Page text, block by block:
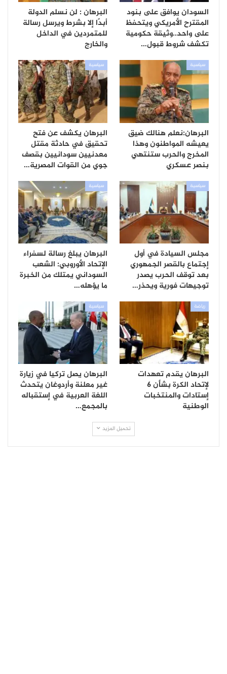
السودان يوافق على بنود
المقترح الأمريكي ويتحفظ
على واحد..وثيقة حكومية
تكشف شروط قبول…
البرهان : لن نسلم الدولة
أبدًا إلا بشرط ويرسل رسالة
للمتمردين في الداخل
والخارج
سياسية
البرهان:نعلم هنالك ضيق
يعيشه المواطنون وهذا
المخرج والحرب ستنتهي
بنصر عسكري
سياسية
البرهان يكشف عن فتح
تحقيق في حادثة مقتل
معدنيين سودانيين بقصف
جوي من القوات المصرية…
سياسية
مجلس السيادة في أول
إجتماع بالقصر الجمهوري
بعد توقف الحرب يصدر
توجيهات فورية ويحذر…
سياسية
البرهان يبلغ رسالة لسفراء
الإتحاد الأوروبي: الشعب
السوداني يمتلك من الخبرة
ما يؤهله…
رياضة
البرهان يقدم تعهدات
لإتحاد الكرة بشأن 6
إستادات والمنتخبات
الوطنية
سياسية
البرهان يصل تركيا في زيارة
غير معلنة وأردوغان يتحدث
اللغة العربية في إستقباله
بالمجمع…
تحميل المزيد